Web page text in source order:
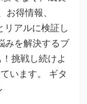
得情報、
アルに検証し
みを解決するブ
挑戦し続けよ
います。 ギタ